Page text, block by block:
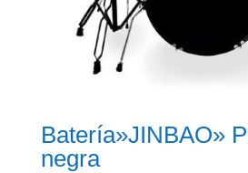
Batería»JINBAO»
negra